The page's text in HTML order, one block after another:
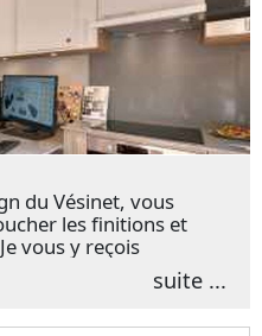
du Vésinet, vous
les finitions et
vous y reçois
de votre projet et
en choix plussuite ...